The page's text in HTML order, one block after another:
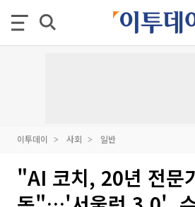
이투데이 사회 일반
"AI 코치, 20년 전문